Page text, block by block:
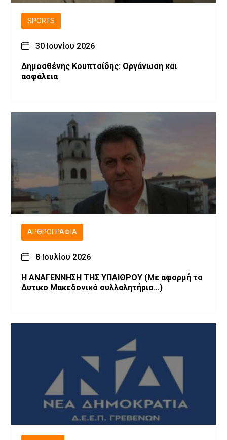
SPORTS
30 Ιουνίου 2026
Δημοσθένης Κουπτσίδης: Οργάνωση και
ασφάλεια
ΑΡΘΡΟΓΡΑΦΊΑ
8 Ιουλίου 2026
Η ΑΝΑΓΕΝΝΗΣΗ ΤΗΣ ΥΠΑΙΘΡΟΥ (Με αφορμή το
Δυτικο Μακεδονικό συλλαλητήριο…)